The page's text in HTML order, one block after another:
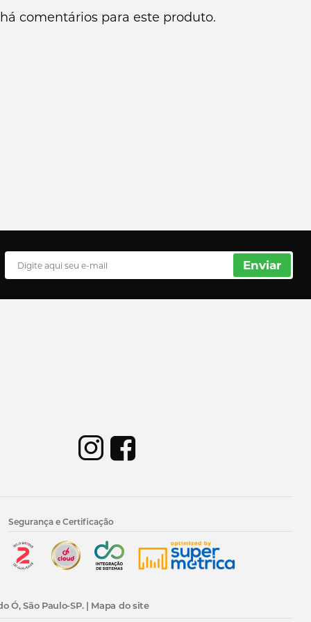
comentários para este produto.
Enviar
Segurança e Certificação
Ó, São Paulo-SP. | Mapa do site